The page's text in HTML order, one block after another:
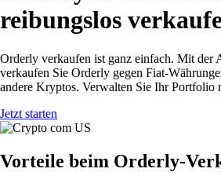
reibungslos
Orderly verkaufen ist ganz einfach. Mit der
verkaufen Sie Orderly gegen Fiat-
andere Kryptos. Verwalten Sie Ihr Portfolio
Jetzt starten
Vorteile beim Orderly-